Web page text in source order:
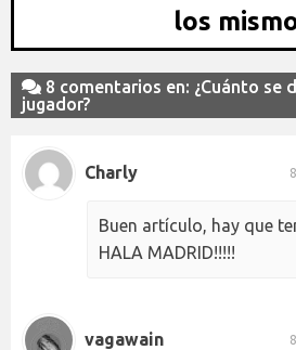
los
8 comentarios en: ¿Cuánto se
jugador?
Charly
Buen artículo, hay que
HALA MADRID!!!!!
vagawain